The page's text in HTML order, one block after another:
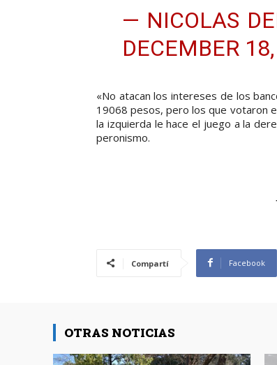
— NICOLAS
DECEMBER
«No atacan los intereses de los
19068 pesos, pero los que votaron
la izquierda le hace el juego a la
peronismo.
Compartí Facebook
OTRAS NOTICIAS